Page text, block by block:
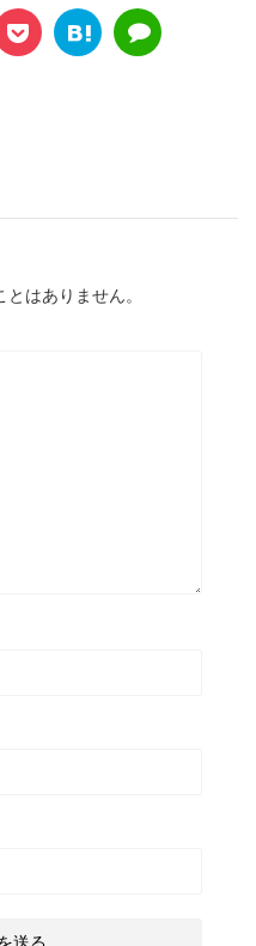
はありません。